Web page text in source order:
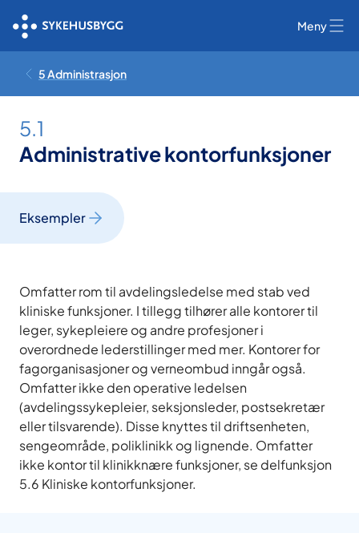
Meny
5 Administrasjon
Administrative kontorfunksjoner
5.1
Eksempler
Omfatter rom til avdelingsledelse med stab ved
kliniske funksjoner. I tillegg tilhører alle kontorer til
leger, sykepleiere og andre profesjoner i
overordnede lederstillinger med mer. Kontorer for
fagorganisasjoner og verneombud inngår også.
Omfatter ikke den operative ledelsen
(avdelingssykepleier, seksjonsleder, postsekretær
eller tilsvarende). Disse knyttes til driftsenheten,
sengeområde, poliklinikk og lignende. Omfatter
ikke kontor til klinikknære funksjoner, se delfunksjon
5.6 Kliniske kontorfunksjoner.